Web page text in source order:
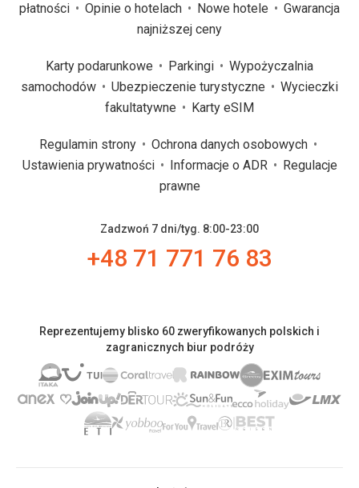
płatności
Opinie o hotelach Nowe hotele
Gwarancja
najniższej ceny
Karty podarunkowe Parkingi
Wypożyczalnia
samochodów
Ubezpieczenie turystyczne
Wycieczki
fakultatywne
Karty eSIM
Regulamin strony
Ochrona danych osobowych
Ustawienia prywatności
Informacje o ADR
Regulacje
prawne
Zadzwoń 7 dni/tyg. 8:00-23:00
+48 71 771 76 83
Reprezentujemy blisko 60 zweryfikowanych polskich i
zagranicznych biur podróży